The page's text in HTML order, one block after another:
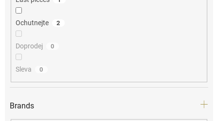
Ochutnejte 2
Doprodej 0
Sleva 0
Brands